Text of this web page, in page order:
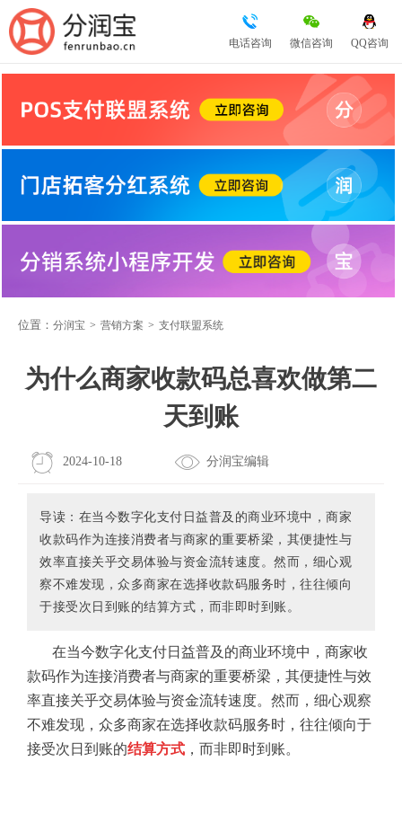
QQ咨询
微信咨询
电话咨询
位置： 分润宝 > 营销方案 > 支付联盟系统
为什么商家收款码总喜欢做第二
天到账
2024-10-18 分润宝编辑
导读：在当今数字化支付日益普及的商业环境中，商家
收款码作为连接消费者与商家的重要桥梁，其便捷性与
效率直接关乎交易体验与资金流转速度。然而，细心观
察不难发现，众多商家在选择收款码服务时，往往倾向
于接受次日到账的结算方式，而非即时到账。
在当今数字化支付日益普及的商业环境中，商家收
款码作为连接消费者与商家的重要桥梁，其便捷性与效
率直接关乎交易体验与资金流转速度。然而，细心观察
不难发现，众多商家在选择收款码服务时，往往倾向于
接受次日到账的结算方式 ，而非即时到账。